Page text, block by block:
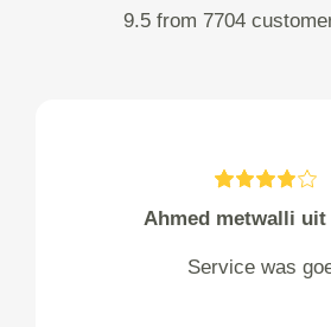
9.5 from 7704
Ahmed metwalli uit
Service was